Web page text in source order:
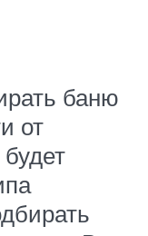
баню
от